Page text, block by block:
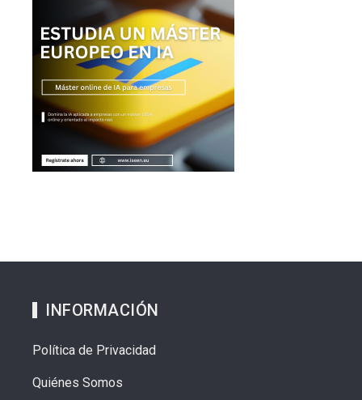
INFORMACIÓN
Política de Privacidad
Quiénes Somos